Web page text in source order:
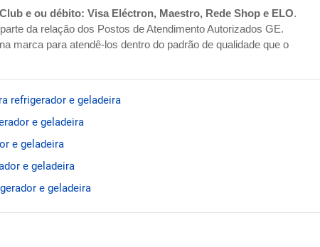
e ou débito: Visa Eléctron, Maestro, Rede Shop e ELO.
da relação dos Postos de Atendimento Autorizados GE.
marca para atendê-los dentro do padrão de qualidade que o
refrigerador e geladeira
e geladeira
e geladeira
e geladeira
e geladeira